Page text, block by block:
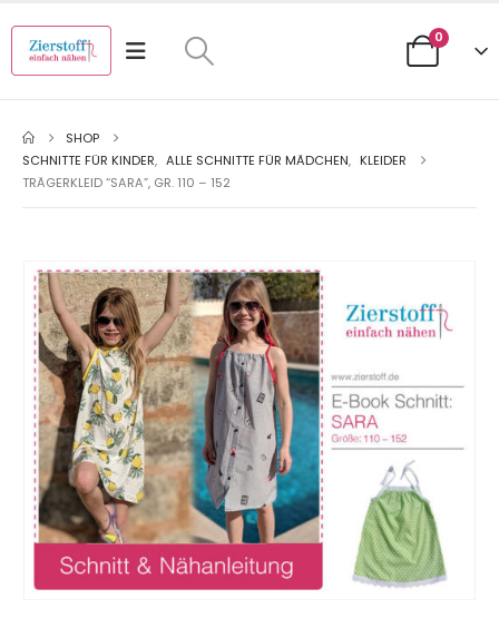
0
SHOP
SCHNITTE FÜR KINDER, ALLE SCHNITTE FÜR MÄDCHEN, KLEIDER
TRÄGERKLEID “SARA”, GR. 110 – 152